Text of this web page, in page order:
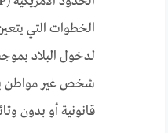
الخطوات التي
لدخول البلاد
شخص غير مواطن
قانونية أو بدون